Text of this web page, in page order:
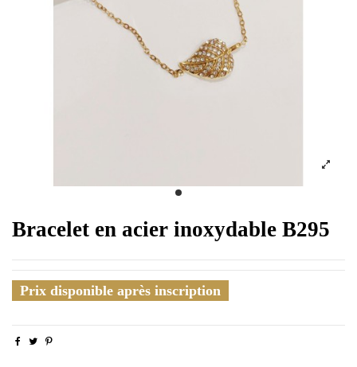
Bracelet en acier inoxydable B295
Prix disponible après inscription